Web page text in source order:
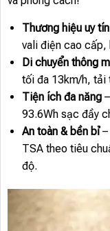
Thương hiệu uy tín
vali điện cao cấp,
Di chuyển thông
tối đa 13km/h, tải
Tiện ích đa năng–
93.6Wh sạc đầy
An toàn & bền bỉ–
TSA theo tiêu
độ.